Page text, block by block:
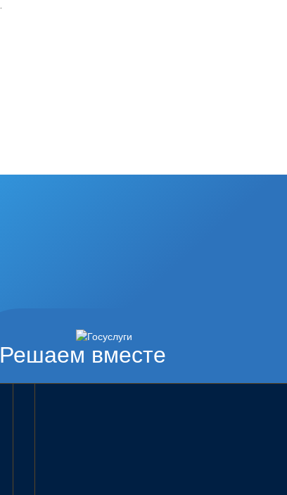
Решаем вместе